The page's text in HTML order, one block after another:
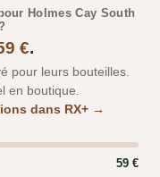
Holmes Cay South
€.
pour leurs bouteilles.
en boutique.
dans RX+ →
59 €